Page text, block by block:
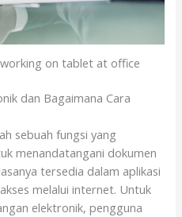
on tablet at office
dan Bagaimana Cara
sebuah fungsi yang
menandatangani dokumen
tersedia dalam aplikasi
melalui internet. Untuk
elektronik, pengguna